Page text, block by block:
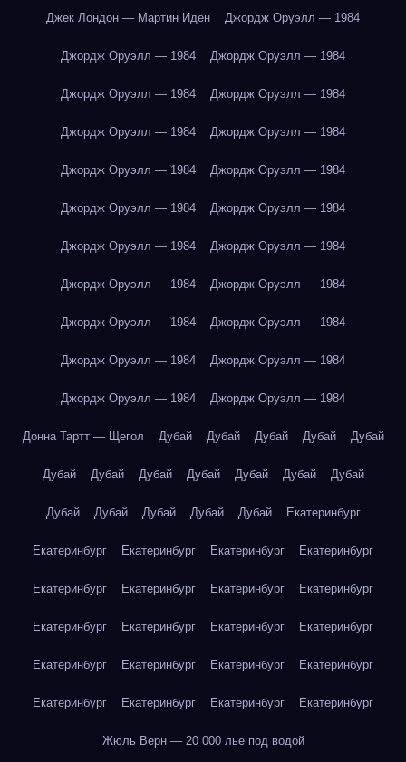
Джек Лондон — Мартин Иден Джордж Оруэлл — 1984
Джордж Оруэлл — 1984 Джордж Оруэлл — 1984
Джордж Оруэлл — 1984 Джордж Оруэлл — 1984
Джордж Оруэлл — 1984 Джордж Оруэлл — 1984
Джордж Оруэлл — 1984 Джордж Оруэлл — 1984
Джордж Оруэлл — 1984 Джордж Оруэлл — 1984
Джордж Оруэлл — 1984 Джордж Оруэлл — 1984
Джордж Оруэлл — 1984 Джордж Оруэлл — 1984
Джордж Оруэлл — 1984 Джордж Оруэлл — 1984
Джордж Оруэлл — 1984 Джордж Оруэлл — 1984
Джордж Оруэлл — 1984 Джордж Оруэлл — 1984
Донна Тартт — Щегол Дубай Дубай Дубай Дубай Дубай
Дубай Дубай Дубай Дубай Дубай Дубай Дубай
Дубай Дубай Дубай Дубай Дубай Екатеринбург
Екатеринбург Екатеринбург Екатеринбург Екатеринбург
Екатеринбург Екатеринбург Екатеринбург Екатеринбург
Екатеринбург Екатеринбург Екатеринбург Екатеринбург
Екатеринбург Екатеринбург Екатеринбург Екатеринбург
Екатеринбург Екатеринбург Екатеринбург Екатеринбург
Жюль Верн — 20 000 лье под водой